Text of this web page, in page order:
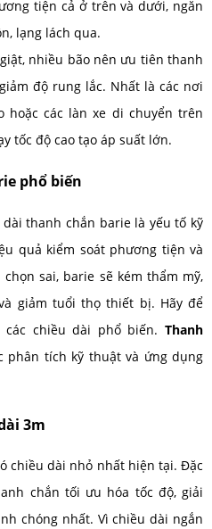
tiện cả ở trên và dưới, ngăn
lạng lách qua.
nhiều bão nên ưu tiên thanh
độ rung lắc. Nhất là các nơi
hoặc các làn xe di chuyển trên
tốc độ cao tạo áp suất lớn.
phổ biến
thanh chắn barie là yếu tố kỹ
quả kiểm soát phương tiện và
sai, barie sẽ kém thẩm mỹ,
giảm tuổi thọ thiết bị. Hãy để
chiều dài phổ biến. Thanh
phân tích kỹ thuật và ứng dụng
3m
chiều dài nhỏ nhất hiện tại. Đặc
chắn tối ưu hóa tốc độ, giải
chóng nhất. Vì chiều dài ngắn